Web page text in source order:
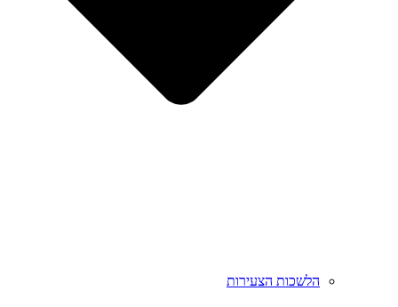
הלשכות הצעירות